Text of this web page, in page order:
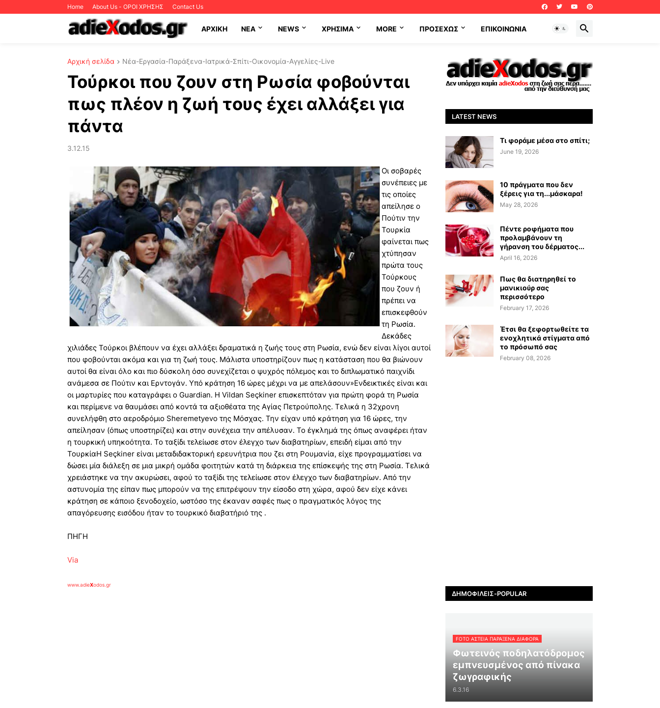
Home About Us - ΟΡΟΙ ΧΡΗΣΗΣ Contact Us
ΑΡΧΙΚΗ NEA NEWS ΧΡΉΣΙΜΑ MORE ΠΡΟΣΕΧΩΣ ΕΠΙΚΟΙΝΩΝΊΑ
Αρχική σελίδα Νέα-Εργασία-Παράξενα-Ιατρικά-Σπίτι-Οικονομία-Αγγελίες-Live
Τούρκοι που ζουν στη Ρωσία φοβούνται
πως πλέον η ζωή τους έχει αλλάξει για
πάντα
3.12.15
Οι σοβαρές
συνέπειες με
τις οποίες
απείλησε ο
Πούτιν την
Τουρκία
φαίνεται πως
χτύπησαν
πρώτα τους
Τούρκους
που ζουν ή
πρέπει να
επισκεφθούν
τη Ρωσία.
Δεκάδες
χιλιάδες Τούρκοι βλέπουν να έχει αλλάξει δραματικά η ζωής τους στη Ρωσία, ενώ δεν είναι λίγοι αυτοί
που φοβούνται ακόμα και για τη ζωή τους. Μάλιστα υποστηρίζουν πως η κατάσταση που θα βιώνουν
αυτοί θα είναι όλο και πιο δύσκολη όσο συνεχίζεται ο ψυχρός πόλεμος και το διπλωματικό παιχνίδι
ανάμεσα σε Πούτιν και Ερντογάν. Υπό κράτηση 16 ώρες μέχρι να με απελάσουν»Ενδεικτικές είναι και
οι μαρτυρίες που καταγράφει ο Guardian. H Vildan Seçkiner επισκεπτόταν για πρώτη φορά τη Ρωσία
και περίμενε να θαυμάσει από κοντά τα αξιοθέατα της Αγίας Πετρούπολης. Τελικά η 32χρονη
συνελήφθη στο αεροδρόμιο Sheremetyevo της Μόσχας. Την είχαν υπό κράτηση για 16 ώρες, την
απείλησαν (όπως υποστηρίζει) και στην συνέχεια την απέλυσαν. Το έγκλημά της όπως αναφέρει ήταν
η τουρκική υπηκοότητα. Το ταξίδι τελείωσε στον έλεγχο των διαβατηρίων, επειδή είμαι από την
ΤουρκίαΗ Seçkiner είναι μεταδιδακτορική ερευνήτρια που ζει στη Ρουμανία, είχε προγραμματίσει να
δώσει μία διάλεξη σε μια μικρή ομάδα φοιτητών κατά τη διάρκεια της επίσκεψής της στη Ρωσία. Τελικά
χρειάστηκε να την ακυρώσει, αφού το ταξίδι της τελείωσε στον έλεγχο των διαβατηρίων. Από την
αστυνομία της είπαν πως μπορούν να της επιτρέψουν την είσοδο στη χώρα, αφού δεν είχε κάνει
κράτηση σε κάποιο ξενοδοχείο, ωστόσο της έκαναν σαφές πως ο πραγματικός λόγος της
απαγόρευσης εισόδου ήταν το τουρκικό διαβατήριό της .
ΠΗΓΗ
Via
www.adieXodos.gr
LATEST NEWS
Τι φοράμε μέσα στο σπίτι;
June 19, 2026
10 πράγματα που δεν
ξέρεις για τη...μάσκαρα!
May 28, 2026
Πέντε ροφήματα που
προλαμβάνουν τη
γήρανση του δέρματος...
April 16, 2026
Πως θα διατηρηθεί το
μανικιούρ σας
περισσότερο
February 17, 2026
Έτσι θα ξεφορτωθείτε τα
ενοχλητικά στίγματα από
το πρόσωπό σας
February 08, 2026
ΔΗΜΟΦΙΛΕΊΣ-POPULAR
FOTO ΑΣΤΕΙΑ ΠΑΡΑΞΕΝΑ ΔΙΑΦΟΡΑ
Φωτεινός ποδηλατόδρομος
εμπνευσμένος από πίνακα
ζωγραφικής
6.3.16